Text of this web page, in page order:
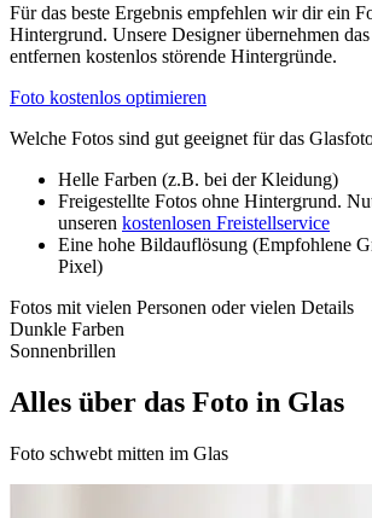
Für das beste Ergebnis empfehlen wir dir ein
Hintergrund. Unsere Designer übernehmen
entfernen kostenlos störende Hintergründe.
Foto kostenlos optimieren
Welche Fotos sind gut geeignet für das
Helle Farben (z.B. bei der Kleidung)
Freigestellte Fotos ohne Hintergrund.
unseren kostenlosen Freistellservice
Eine hohe Bildauflösung (Empfohlene
Pixel)
Fotos mit vielen Personen oder vielen Details
Dunkle Farben
Sonnenbrillen
Alles über das Foto in Glas
Foto schwebt mitten im Glas